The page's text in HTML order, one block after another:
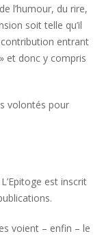
l’humour, du rire,
soit telle qu’il
entrant
et donc y compris
volontés pour
est inscrit
voient – enfin – le